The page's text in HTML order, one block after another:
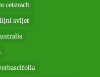
ceterach
svijet